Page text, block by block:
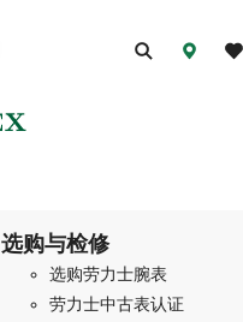
选购与检修
选购劳力士腕表
劳力士中古表认证